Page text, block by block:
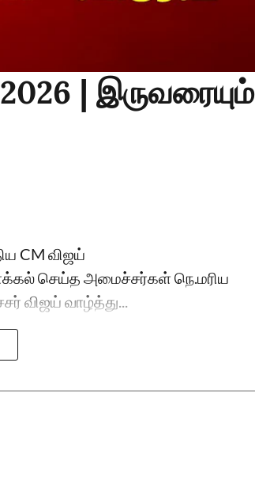
| இருவரையும்
CM விஜய்
செய்த அமைச்சர்கள் நெ.மரிய
விஜய் வாழ்த்து...